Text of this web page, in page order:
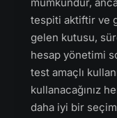
tespiti aktiftir ve
gelen kutusu,
hesap yönetimi
test amaçlı
kullanacağınız
daha iyi bir